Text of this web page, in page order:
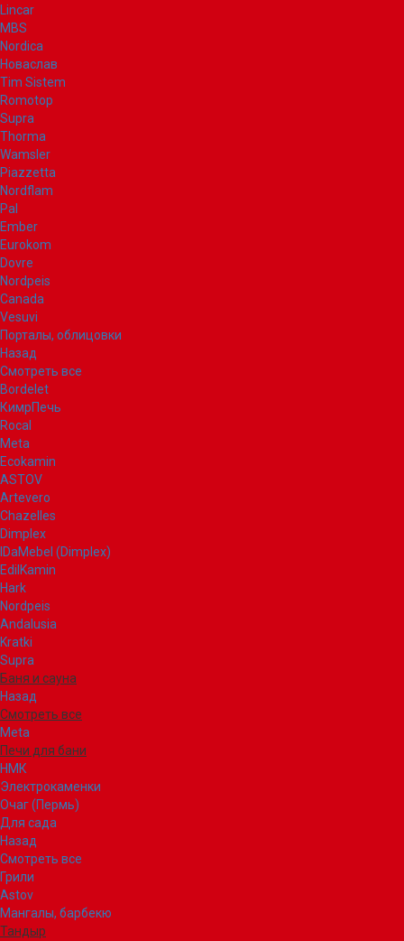
Lincar
MBS
Nordica
Новаслав
Tim Sistem
Romotop
Supra
Thorma
Wamsler
Piazzetta
Nordflam
Pal
Ember
Eurokom
Dovre
Nordpeis
Canada
Vesuvi
Порталы, облицовки
Назад
Смотреть все
Bordelet
КимрПечь
Rocal
Meta
Ecokamin
ASTOV
Artevero
Chazelles
Dimplex
IDaMebel (Dimplex)
EdilKamin
Hark
Nordpeis
Andalusia
Kratki
Supra
Баня и сауна
Назад
Смотреть все
Meta
Печи для бани
НМК
Электрокаменки
Очаг (Пермь)
Для сада
Назад
Смотреть все
Грили
Astov
Мангалы, барбекю
Тандыр